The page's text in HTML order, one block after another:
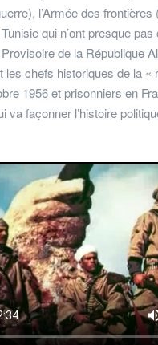
l’Armée des
qui n’ont presque
de la République
les chefs historiques de la «
1956 et prisonniers en
va façonner l’histoire